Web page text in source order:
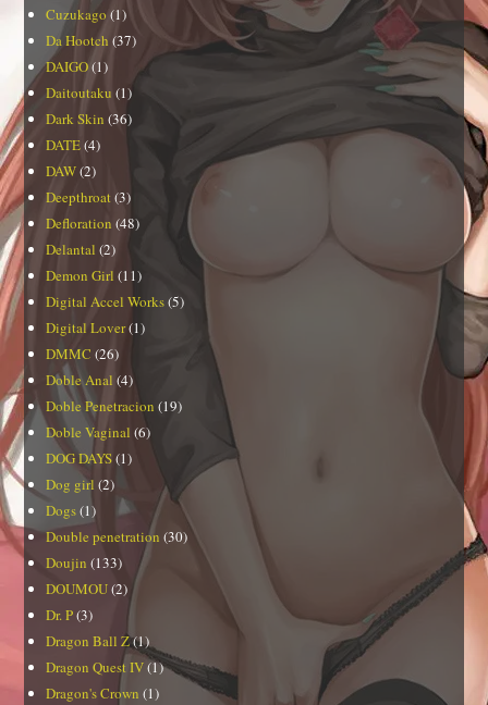
Cuzukago (1)
Da Hootch (37)
DAIGO(1)
Daitoutaku (1)
Dark Skin (36)
DATE(4)
DAW(2)
Deepthroat(3)
Defloration (48)
Delantal (2)
Demon Girl (11)
Digital Accel Works(5)
Digital Lover(1)
DMMC (26)
Doble Anal (4)
Doble Penetracion (19)
Doble Vaginal (6)
DOG DAYS(1)
Dog girl (2)
Dogs(1)
Double penetration (30)
Doujin (133)
DOUMOU(2)
Dr. P(3)
Dragon Ball Z(1)
Dragon Quest IV(1)
Dragon's Crown (1)